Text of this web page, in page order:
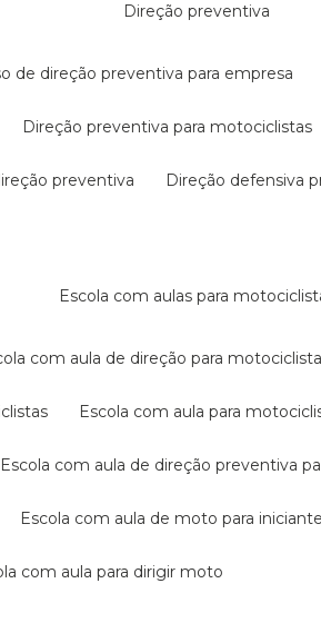
direção preventiva
de direção preventiva para empresa
direção preventiva para motociclistas
preventiva direção defensiva
escola com aulas para
com aula de direção para
escola com aula para
escola com aula de direção preventiva
escola com aula de moto para
com aula para dirigir moto